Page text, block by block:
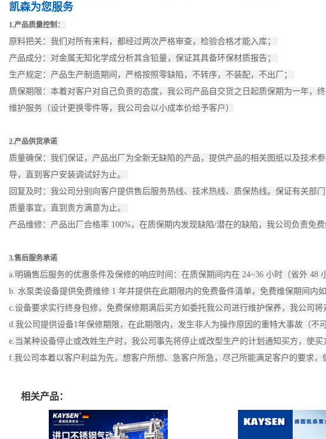
凯森为您服务
1.产品质量控制：
原料把关：我们对所有来料，都经过两次严格审查，检验合格才能入库；
产品成分：对金属无知化学成分析其含铅量，保证其具备环保材质报告；
生产规定：产品生产制造期间，严格按照零缺陷，不转序，不装配，不出厂；
质保期限：本着对客户对自己负责的态度，我公司产品自交货之日起质保期为一年
维护服务（设计更换零件等，我公司会以小成本价给予客户）
2.产品供货承诺
质量确保：我们保证，产品出厂为全新无缺陷的产品，提供产品的相关图纸以及技
导，直到客户安装调试好为止。
回复及时：我公司分别向客户提供售后服务热线、技术热线、质保热线。保证有关
质量事宜，直到贵方满意为止。
产品维修：产品出厂合格率 100%，在质保期内发现缺陷/潜在的缺陷，我公司负责免
3.售后服务承诺
a.明确售后服务的优惠条件及保修的响应时间：在质保期间内在 24~36 小时（省外 48
b. 水泵类设备提供免费维修 1 年并提供在此期限内的免费备件清单，免费维保期间
c.设备要求实行终身包修，免费保修期满后买方如委托我公司进行维护保养，我公司
d.我公司提供设备1年保修期限，在此期限内，发生非人为操作原因的重特大事故（不
e.当某种设备停止或改姓生产时，我公司事先将停止或改型生产的计划通知买方，使
f.我公司本着以客户利益为先，想客户所想、急客户所急，尽己所能满足客户的要求，
相关产品：